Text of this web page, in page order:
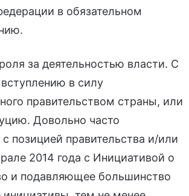
в обязательном
за деятельностью власти. С
в силу
правительством страны, или
Довольно часто
позицией правительства и/или
2014 года с Инициативой о
и подавляющее большинство